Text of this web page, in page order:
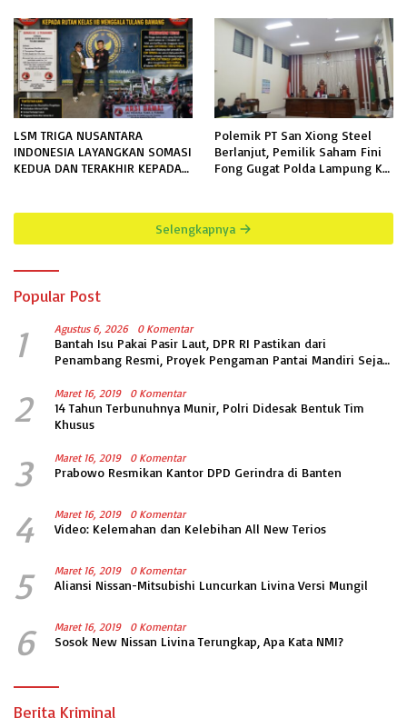
LSM TRIGA NUSANTARA
INDONESIA LAYANGKAN SOMASI
KEDUA DAN TERAKHIR KEPADA
INFORMASI PUBLIK
Polemik PT San Xiong Steel
Berlanjut, Pemilik Saham Fini
Fong Gugat Polda Lampung Ke
Selengkapnya
Popular Post
1 Agustus 6, 2026 0 Komentar
Bantah Isu Pakai Pasir Laut, DPR RI Pastikan dari
Penambang Resmi, Proyek Pengaman Pantai Mandiri Sejati
2 Maret 16, 2019 0 Komentar
14 Tahun Terbunuhnya Munir, Polri Didesak Bentuk Tim
Khusus
3 Maret 16, 2019 0 Komentar
Prabowo Resmikan Kantor DPD Gerindra di Banten
4 Maret 16, 2019 0 Komentar
Video: Kelemahan dan Kelebihan All New Terios
5 Maret 16, 2019 0 Komentar
Aliansi Nissan-Mitsubishi Luncurkan Livina Versi Mungil
6 Maret 16, 2019 0 Komentar
Sosok New Nissan Livina Terungkap, Apa Kata NMI?
Berita Kriminal